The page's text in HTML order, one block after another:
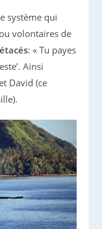
système qui
volontaires de
: « Tu payes
Ainsi
David (ce